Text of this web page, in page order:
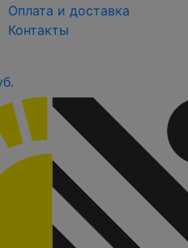
Оплата и доставка
Контакты